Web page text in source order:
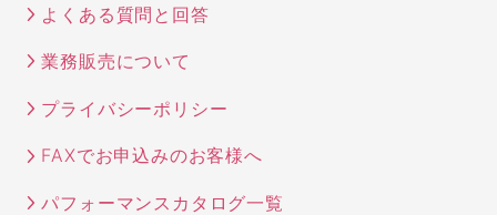
よくある質問と回答
業務販売について
プライバシーポリシー
FAXでお申込みのお客様へ
パフォーマンスカタログ一覧